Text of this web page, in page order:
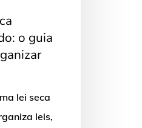
o guia
lei seca
leis,